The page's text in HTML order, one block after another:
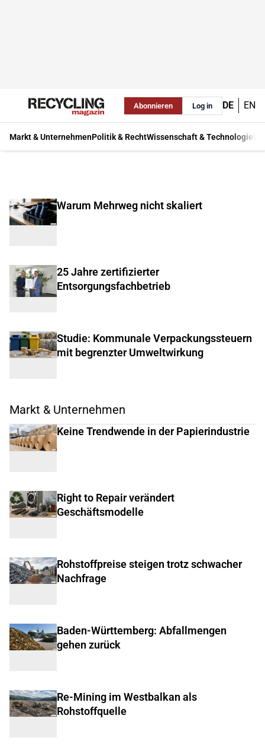
Abonnieren Log in DE EN
Markt & UnternehmenPolitik & RechtWissenschaft & Technologie
Warum Mehrweg nicht skaliert
25 Jahre zertifizierter
Entsorgungsfachbetrieb
Studie: Kommunale Verpackungssteuern
mit begrenzter Umweltwirkung
Markt & Unternehmen
Keine Trendwende in der Papierindustrie
Right to Repair verändert
Geschäftsmodelle
Rohstoffpreise steigen trotz schwacher
Nachfrage
Baden-Württemberg: Abfallmengen
gehen zurück
Re-Mining im Westbalkan als
Rohstoffquelle